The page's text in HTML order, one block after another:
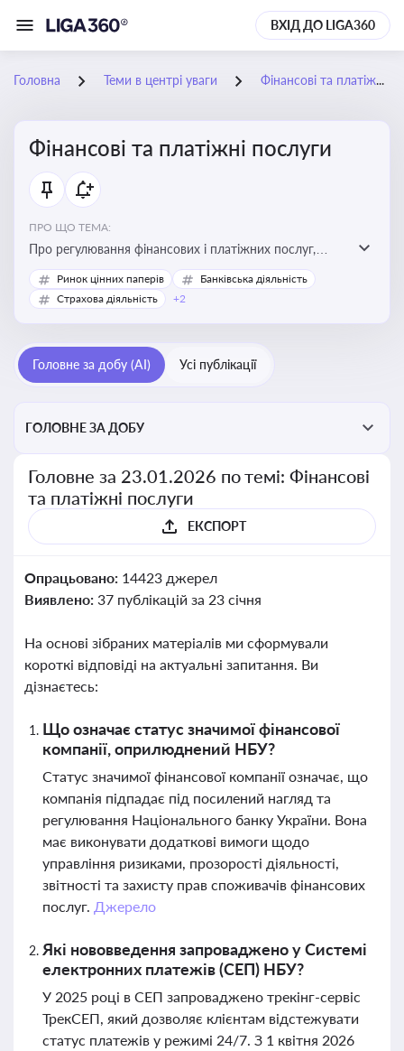
ВХІД ДО LIGA360
Головна Теми в центрі уваги Фінансові та платіжні послуги
Фінансові та платіжні послуги
ПРО ЩО ТЕМА:
Про регулювання фінансових і платіжних послуг,
управління коштами, приймання платежів та
дотримання ліцензійних вимог
Ринок цінних паперів
Банківська діяльність
Страхова діяльність
+2
Головне за добу (AI) Усі публікації
ГОЛОВНЕ ЗА ДОБУ
Головне за 23.01.2026 по темі: Фінансові
та платіжні послуги
ЕКСПОРТ
Опрацьовано: 14423 джерел
Виявлено: 37 публікацій за 23 січня
На основі зібраних матеріалів ми сформували
короткі відповіді на актуальні запитання. Ви
дізнаєтесь:
Що означає статус значимої фінансової
компанії, оприлюднений НБУ?
Статус значимої фінансової компанії означає, що
компанія підпадає під посилений нагляд та
регулювання Національного банку України. Вона
має виконувати додаткові вимоги щодо
управління ризиками, прозорості діяльності,
звітності та захисту прав споживачів фінансових
послуг. Джерело
Які нововведення запроваджено у Системі
електронних платежів (СЕП) НБУ?
У 2025 році в СЕП запроваджено трекінг-сервіс
ТрекСЕП, який дозволяє клієнтам відстежувати
статус платежів у режимі 24/7. З 1 квітня 2026